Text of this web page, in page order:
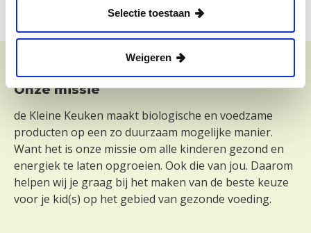
Selectie toestaan
Weigeren
Footer
Onze missie
de Kleine Keuken maakt biologische en voedzame
producten op een zo duurzaam mogelijke manier.
Want het is onze missie om alle kinderen gezond en
energiek te laten opgroeien. Ook die van jou. Daarom
helpen wij je graag bij het maken van de beste keuze
voor je kid(s) op het gebied van gezonde voeding.